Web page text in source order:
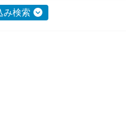
み検索